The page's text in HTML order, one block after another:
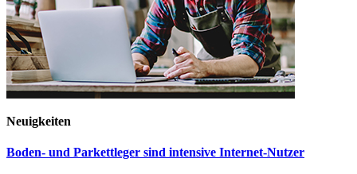
Neuigkeiten
Boden- und Parkettleger sind intensive Internet-Nutzer